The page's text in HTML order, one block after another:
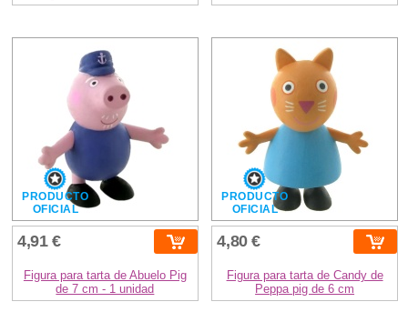
PRODUCTO
OFICIAL
4,91 €
Figura para tarta de Abuelo Pig
de 7 cm - 1 unidad
PRODUCTO
OFICIAL
4,80 €
Figura para tarta de Candy de
Peppa pig de 6 cm